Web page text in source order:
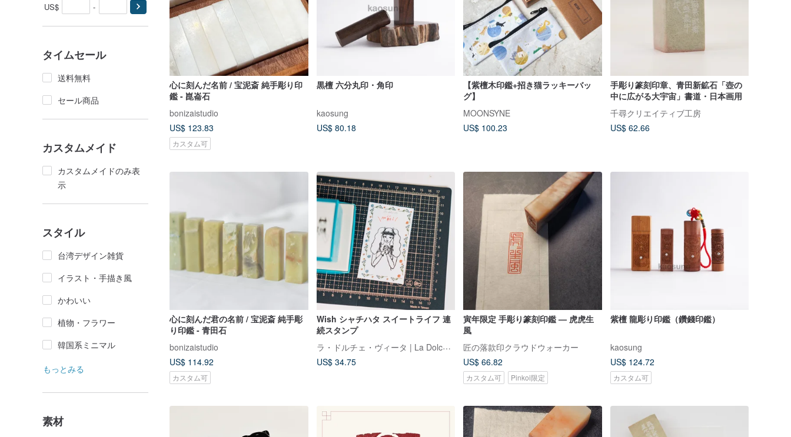
US$ -
タイムセール
送料無料
セール商品
カスタムメイド
カスタムメイドのみ表
示
スタイル
台湾デザイン雑貨
イラスト・手描き風
かわいい
植物・フラワー
韓国系ミニマル
もっとみる
素材
心に刻んだ名前 / 宝泥斎 純手彫り印
鑑 - 崑崙石
bonizaistudio
US$ 123.83
カスタム可
黒檀 六分丸印・角印
kaosung
US$ 80.18
【紫檀木印鑑+招き猫ラッキーバッ
グ】
MOONSYNE
US$ 100.23
手彫り篆刻印章、青田新鉱石「壺の
中に広がる大宇宙」書道・日本画用
千尋クリエイティブ工房
US$ 62.66
心に刻んだ君の名前 / 宝泥斎 純手彫
り印鑑 - 青田石
bonizaistudio
US$ 114.92
カスタム可
Wish シャチハタ スイートライフ 連
続スタンプ
ラ・ドルチェ・ヴィータ | La Dolce Vita
US$ 34.75
寅年限定 手彫り篆刻印鑑 — 虎虎生
風
匠の落款印クラウドウォーカー
US$ 66.82
カスタム可 Pinkoi限定
紫檀 龍彫り印鑑（鑽錢印鑑）
kaosung
US$ 124.72
カスタム可